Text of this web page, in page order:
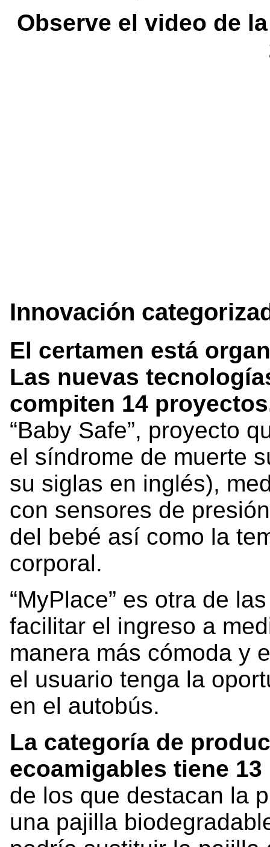
Observe el video de
Innovación
El certamen está
Las nuevas
compiten 14
“Baby Safe”, proyecto
el síndrome de muerte
su siglas en inglés),
con sensores de
del bebé así como la
corporal.
“MyPlace” es otra de
facilitar el ingreso a
manera más cómoda y
el usuario tenga la
en el autobús.
La categoría de
ecoamigables tiene
de los que destacan la
una pajilla